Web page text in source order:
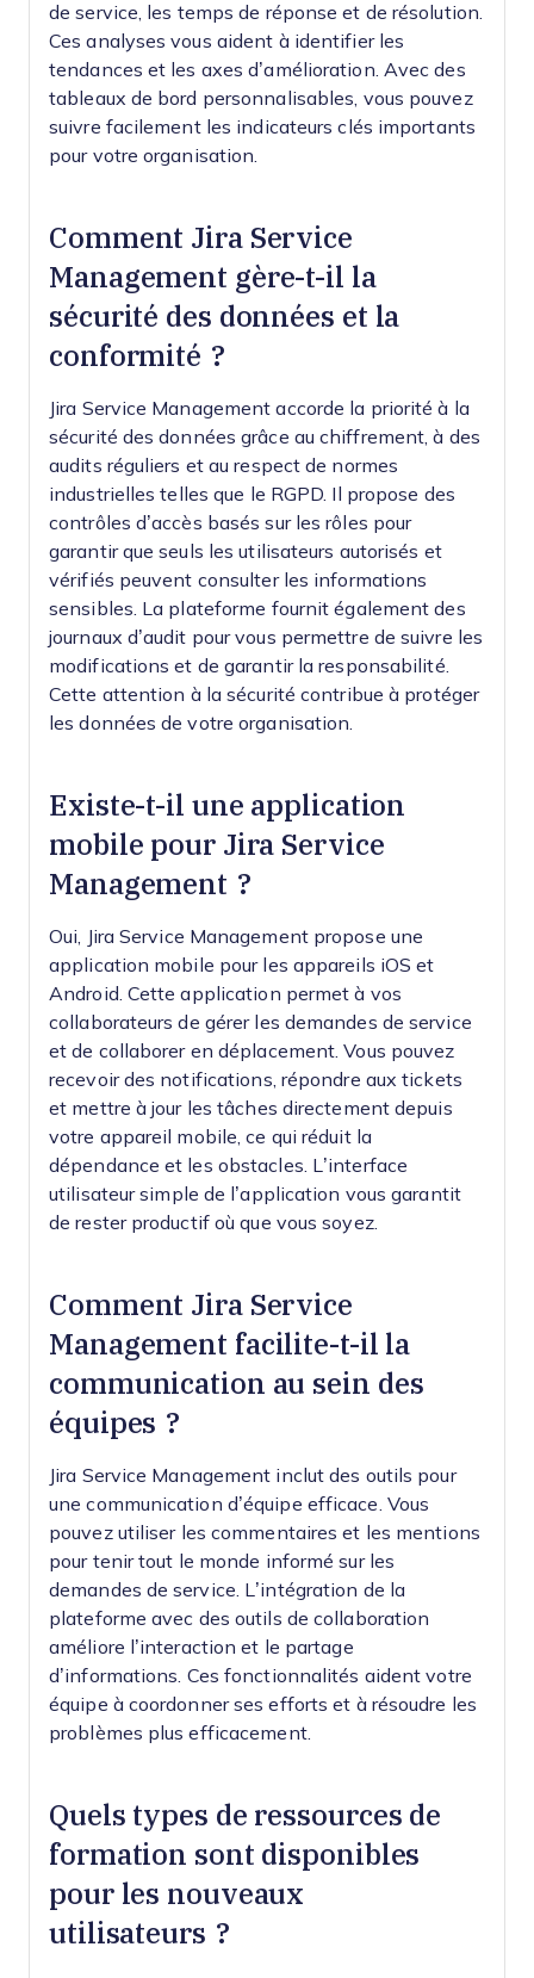
de service, les temps de réponse et de résolution.
Ces analyses vous aident à identifier les
tendances et les axes d’amélioration. Avec des
tableaux de bord personnalisables, vous pouvez
suivre facilement les indicateurs clés importants
pour votre organisation.
Comment Jira Service
Management gère-t-il la
sécurité des données et la
conformité ?
Jira Service Management accorde la priorité à la
sécurité des données grâce au chiffrement, à des
audits réguliers et au respect de normes
industrielles telles que le RGPD. Il propose des
contrôles d’accès basés sur les rôles pour
garantir que seuls les utilisateurs autorisés et
vérifiés peuvent consulter les informations
sensibles. La plateforme fournit également des
journaux d’audit pour vous permettre de suivre les
modifications et de garantir la responsabilité.
Cette attention à la sécurité contribue à protéger
les données de votre organisation.
Existe-t-il une application
mobile pour Jira Service
Management ?
Oui, Jira Service Management propose une
application mobile pour les appareils iOS et
Android. Cette application permet à vos
collaborateurs de gérer les demandes de service
et de collaborer en déplacement. Vous pouvez
recevoir des notifications, répondre aux tickets
et mettre à jour les tâches directement depuis
votre appareil mobile, ce qui réduit la
dépendance et les obstacles. L’interface
utilisateur simple de l’application vous garantit
de rester productif où que vous soyez.
Comment Jira Service
Management facilite-t-il la
communication au sein des
équipes ?
Jira Service Management inclut des outils pour
une communication d’équipe efficace. Vous
pouvez utiliser les commentaires et les mentions
pour tenir tout le monde informé sur les
demandes de service. L’intégration de la
plateforme avec des outils de collaboration
améliore l’interaction et le partage
d’informations. Ces fonctionnalités aident votre
équipe à coordonner ses efforts et à résoudre les
problèmes plus efficacement.
Quels types de ressources de
formation sont disponibles
pour les nouveaux
utilisateurs ?